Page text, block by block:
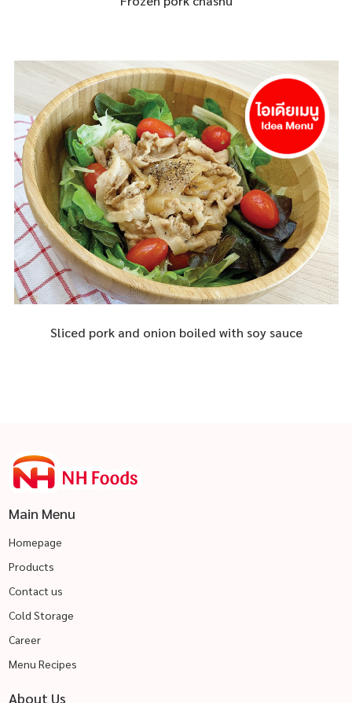
Sliced pork and onion boiled with soy sauce
Main Menu
Homepage
Products
Contact us
Cold Storage
Career
Menu Recipes
About Us